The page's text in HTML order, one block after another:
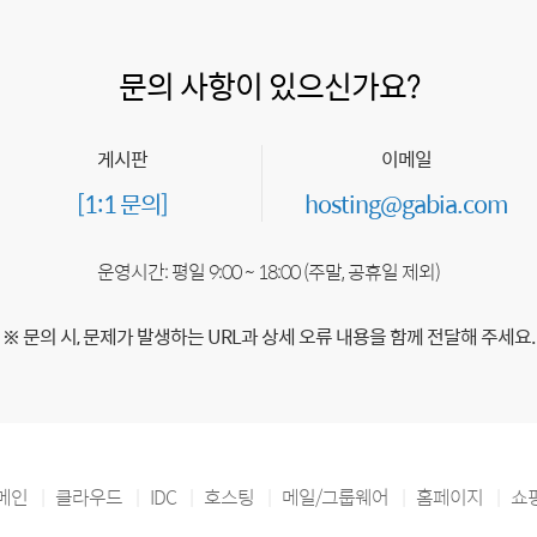
문의 사항이 있으신가요?
게시판
[1:1 문의]
이메일
hosting@gabia.com
운영시간: 평일 9:00 ~ 18:00 (주말, 공휴일 제외)
※ 문의 시, 문제가 발생하는 URL과 상세 오류 내용을 함께 전달해 주세요.
인 클라우드 IDC 호스팅 메일/그룹웨어 홈페이지 쇼